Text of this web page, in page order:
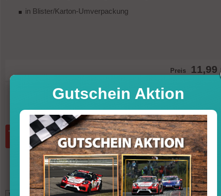
in Blister/Karton-Umverpackung
Preis 11,99
Sofort versandfertig, Lieferfrist 1-3
inkl. MwSt. zzgl.
Menge: in den Warenkorb
Gutschein Aktion